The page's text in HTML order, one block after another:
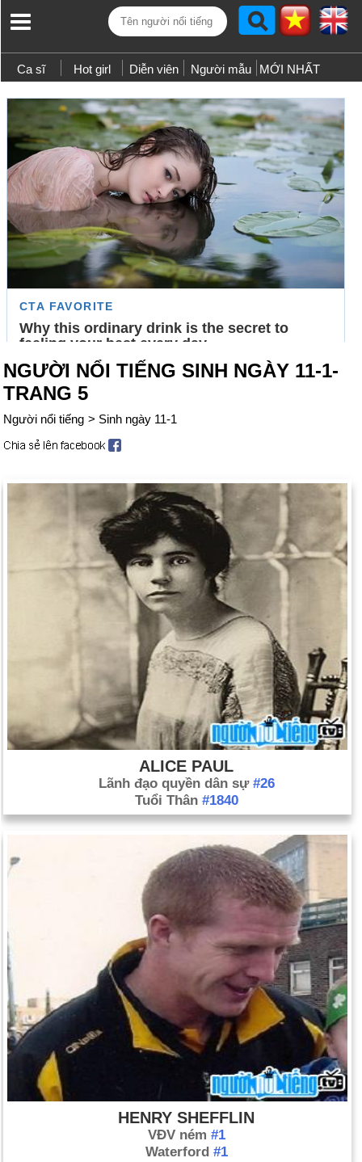
Ca sĩ Hot girl Diễn viên Người mẫu MỚI NHẤT
NGƯỜI NỔI TIẾNG SINH NGÀY 11-1-
TRANG 5
Người nổi tiếng > Sinh ngày 11-1
ALICE PAUL
Lãnh đạo quyền dân sự #26
Tuổi Thân #1840
HENRY SHEFFLIN
VĐV ném #1
Waterford #1